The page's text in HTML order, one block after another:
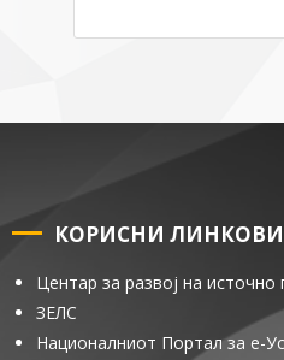
КОРИСНИ ЛИНКОВИ
Центар за развој на источно
ЗЕЛС
Националниот Портал за е-